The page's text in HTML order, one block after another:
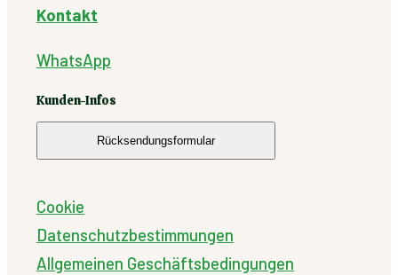
Kontakt
WhatsApp
Kunden-Infos
Rücksendungsformular
Cookie
Datenschutzbestimmungen
Allgemeinen Geschäftsbedingungen